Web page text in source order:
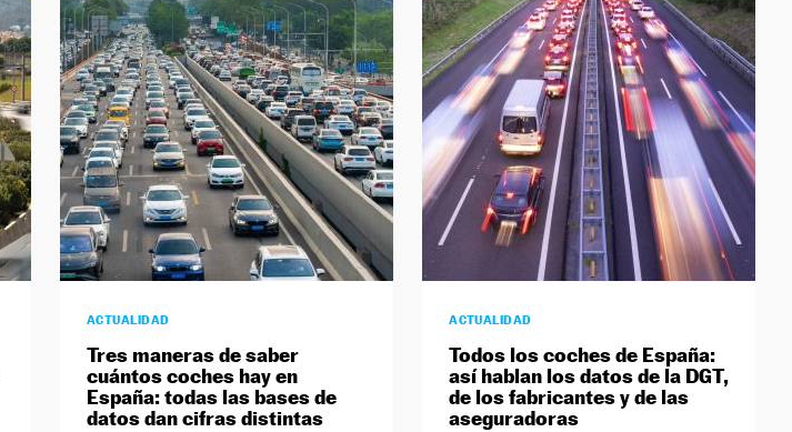
ACTUALIDAD
Tres maneras de saber
cuántos coches hay en
España: todas las bases de
datos dan cifras distintas
ACTUALIDAD
Todos los coches de España:
así hablan los datos de la DGT,
de los fabricantes y de las
aseguradoras